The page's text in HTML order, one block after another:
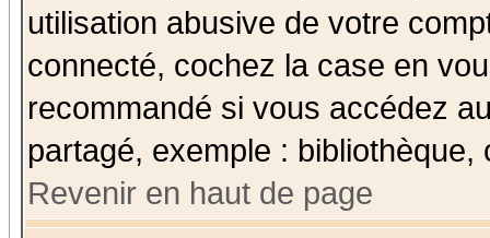
utilisation abusive de votre
connecté, cochez la case en
recommandé si vous accédez
partagé, exemple :
Revenir en haut de page